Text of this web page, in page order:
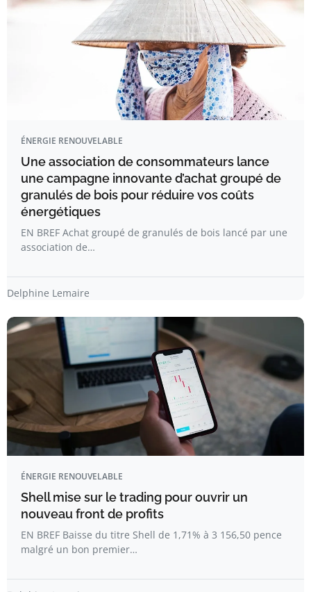
ÉNERGIE RENOUVELABLE
Une association de consommateurs lance
une campagne innovante d’achat groupé de
granulés de bois pour réduire vos coûts
énergétiques
EN BREF Achat groupé de granulés de bois lancé par une
association de…
Delphine Lemaire
ÉNERGIE RENOUVELABLE
Shell mise sur le trading pour ouvrir un
nouveau front de profits
EN BREF Baisse du titre Shell de 1,71% à 3 156,50 pence
malgré un bon premier…